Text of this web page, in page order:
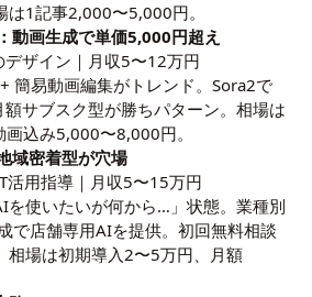
1記事2,000〜5,000円。
動画生成で単価5,000円超え
デザイン｜月収5〜12万円
簡易動画編集がトレンド。Sora2で
サブスク型が勝ちパターン。相場は
込み5,000〜8,000円。
域密着型が穴場
活用指導｜月収5〜15万円
を使いたいが何から…」状態。業種別
で店舗専用AIを提供。初回無料相談
相場は初期導入2〜5万円、月額